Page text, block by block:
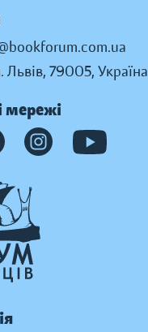
79005, Україна
мережі